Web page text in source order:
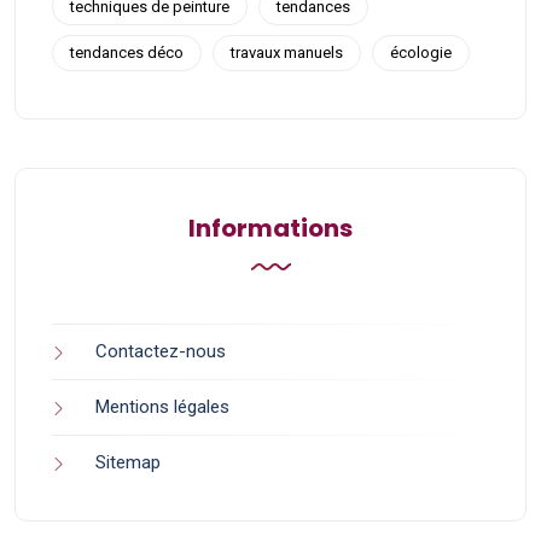
techniques de peinture tendances
tendances déco travaux manuels écologie
Informations
Contactez-nous
Mentions légales
Sitemap